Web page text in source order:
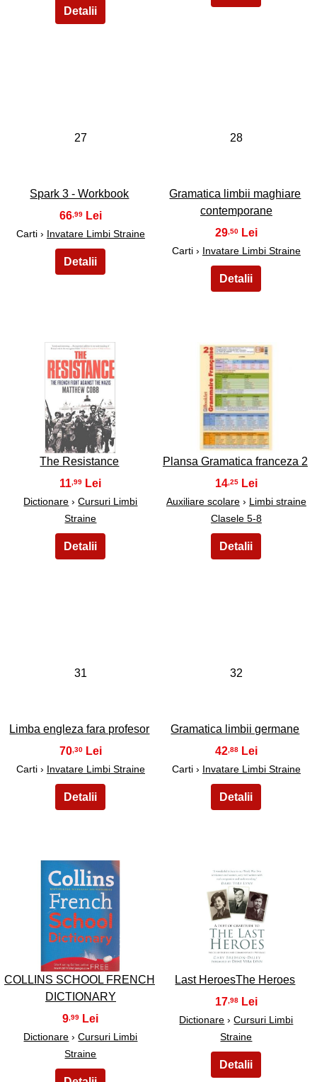
27
Spark 3 - Workbook
66,99
Carti › Invatare Limbi Straine
28
Gramatica limbii maghiare
contemporane
29,50
Carti › Invatare Limbi Straine
29
The Resistance
11 ,99
Dictionare ›Cursuri Limbi
Straine
30
Plansa Gramatica franceza 2
14 ,25
Auxiliare scolare› Limbi straine
Clasele 5-8
31
Limba engleza fara profesor
70,30
Carti › Invatare Limbi Straine
32
Gramatica limbii germane
42 ,88
Carti › Invatare Limbi Straine
33
COLLINS SCHOOL FRENCH
DICTIONARY
9 ,99
Dictionare ›Cursuri Limbi
Straine
34
Last HeroesThe Heroes
17,98
Dictionare ›Cursuri Limbi
Straine